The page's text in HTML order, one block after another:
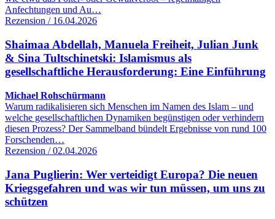
Anfechtungen und Au…
Rezension / 16.04.2026
Shaimaa Abdellah, Manuela Freiheit, Julian Junk
& Sina Tultschinetski: Islamismus als
gesellschaftliche Herausforderung: Eine Einführung
Michael Rohschürmann
Warum radikalisieren sich Menschen im Namen des Islam – und
welche gesellschaftlichen Dynamiken begünstigen oder verhindern
diesen Prozess? Der Sammelband bündelt Ergebnisse von rund 100
Forschenden…
Rezension / 02.04.2026
Jana Puglierin: Wer verteidigt Europa? Die neuen
Kriegsgefahren und was wir tun müssen, um uns zu
schützen